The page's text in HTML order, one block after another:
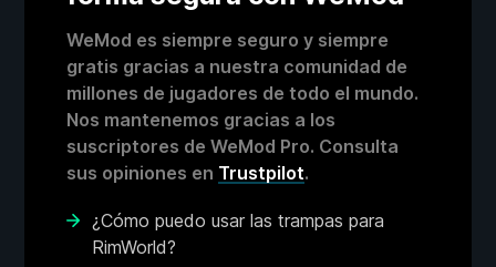
WeMod es siempre seguro y siempre
gratis gracias a nuestra comunidad de
millones de jugadores de todo el mundo.
Nos mantenemos gracias a los
suscriptores de WeMod Pro. Consulta
sus opiniones en Trustpilot.
¿Cómo puedo usar las trampas para
RimWorld?